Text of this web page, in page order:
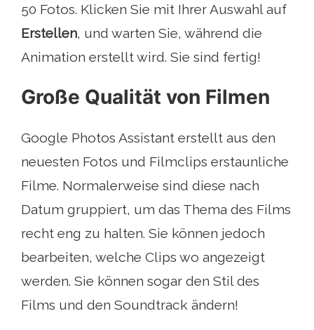
50 Fotos. Klicken Sie mit Ihrer Auswahl auf
Erstellen, und warten Sie, während die
Animation erstellt wird. Sie sind fertig!
Große Qualität von Filmen
Google Photos Assistant erstellt aus den
neuesten Fotos und Filmclips erstaunliche
Filme. Normalerweise sind diese nach
Datum gruppiert, um das Thema des Films
recht eng zu halten. Sie können jedoch
bearbeiten, welche Clips wo angezeigt
werden. Sie können sogar den Stil des
Films und den Soundtrack ändern!